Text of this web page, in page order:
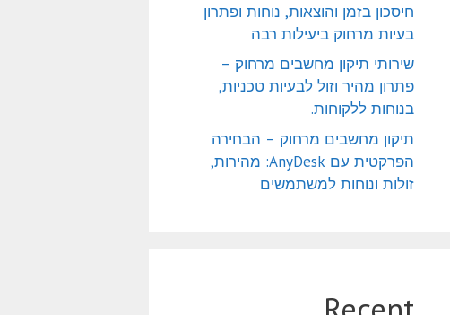
חיסכון בזמן והוצאות, נוחות ופתרון
בעיות מרחוק ביעילות רבה
שירותי תיקון מחשבים מרחוק –
פתרון מהיר וזול לבעיות טכניות,
בנוחות ללקוחות.
תיקון מחשבים מרחוק – הבחירה
הפרקטית עם AnyDesk: מהירות,
זולות ונוחות למשתמשים